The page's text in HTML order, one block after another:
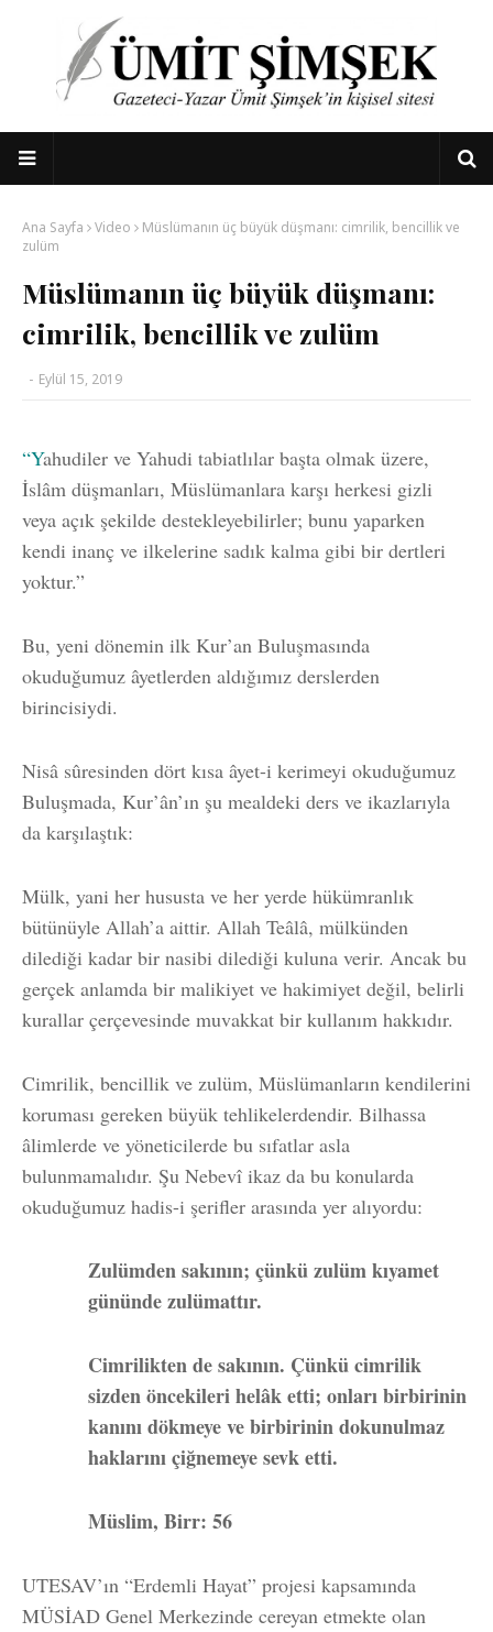
Ana Sayfa Video
Müslümanın üç büyük düşmanı: cimrilik, bencillik ve
zulüm
Müslümanın üç büyük düşmanı:
cimrilik, bencillik ve zulüm
- Eylül 15, 2019
“Yahudiler ve Yahudi tabiatlılar başta olmak üzere,
İslâm düşmanları, Müslümanlara karşı herkesi gizli
veya açık şekilde destekleyebilirler; bunu yaparken
kendi inanç ve ilkelerine sadık kalma gibi bir dertleri
yoktur.”
Bu, yeni dönemin ilk Kur’an Buluşmasında
okuduğumuz âyetlerden aldığımız derslerden
birincisiydi.
Nisâ sûresinden dört kısa âyet-i kerimeyi okuduğumuz
Buluşmada, Kur’ân’ın şu mealdeki ders ve ikazlarıyla
da karşılaştık:
Mülk, yani her hususta ve her yerde hükümranlık
bütünüyle Allah’a aittir. Allah Teâlâ, mülkünden
dilediği kadar bir nasibi dilediği kuluna verir. Ancak bu
gerçek anlamda bir malikiyet ve hakimiyet değil, belirli
kurallar çerçevesinde muvakkat bir kullanım hakkıdır.
Cimrilik, bencillik ve zulüm, Müslümanların kendilerini
koruması gereken büyük tehlikelerdendir. Bilhassa
âlimlerde ve yöneticilerde bu sıfatlar asla
bulunmamalıdır. Şu Nebevî ikaz da bu konularda
okuduğumuz hadis-i şerifler arasında yer alıyordu:
Zulümden sakının; çünkü zulüm kıyamet
gününde zulümattır.
Cimrilikten de sakının. Çünkü cimrilik
sizden öncekileri helâk etti; onları birbirinin
kanını dökmeye ve birbirinin dokunulmaz
haklarını çiğnemeye sevk etti.
Müslim, Birr: 56
UTESAV’ın “Erdemli Hayat” projesi kapsamında
MÜSİAD Genel Merkezinde cereyan etmekte olan